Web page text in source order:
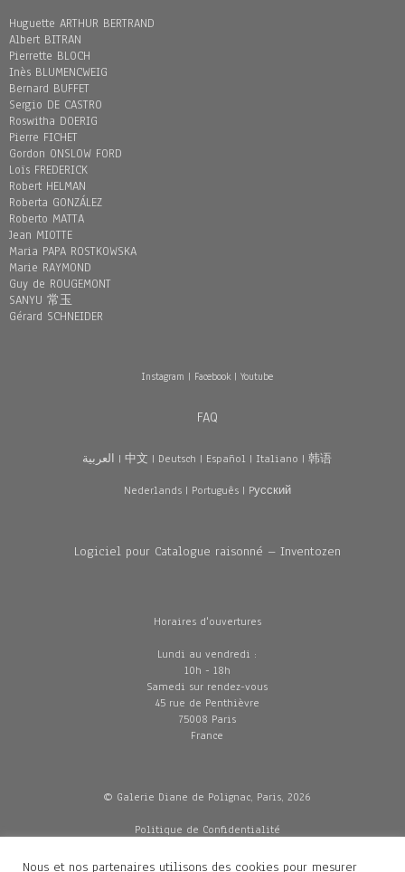
Huguette ARTHUR BERTRAND
Albert BITRAN
Pierrette BLOCH
Inès BLUMENCWEIG
Bernard BUFFET
Sergio DE CASTRO
Roswitha DOERIG
Pierre FICHET
Gordon ONSLOW FORD
Loïs FREDERICK
Robert HELMAN
Roberta GONZÁLEZ
Roberto MATTA
Jean MIOTTE
Maria PAPA ROSTKOWSKA
Marie RAYMOND
Guy de ROUGEMONT
SANYU 常玉
Gérard SCHNEIDER
Instagram | Facebook| Youtube
FAQ
العربية | 中文 | Deutsch | Español | Italiano | 韩语
Nederlands| Português| Pусский
Logiciel pour Catalogue raisonné – Inventozen
Horaires d'ouvertures
Lundi au vendredi :
10h - 18h
Samedi sur rendez-vous
45 rue de Penthièvre
75008 Paris
France
© Galerie Diane de Polignac, Paris, 2026
Politique de Confidentialité
Mentions légales
Nous et nos partenaires utilisons des cookies pour mesurer